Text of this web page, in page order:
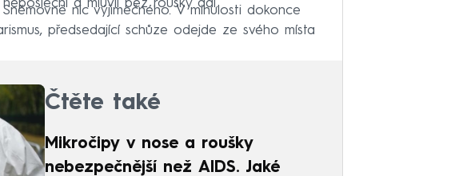
a mluvil bez roušky dál.
nic výjimečného. V minulosti dokonce
předsedající schůze odejde ze svého místa
Čtěte také
Mikročipy v nose a roušky
nebezpečnější než AIDS. Jaké